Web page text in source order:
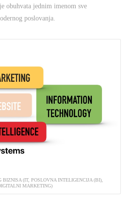
obuhvata jednim imenom sve
poslovanja.
BIZNISA (IT, POSLOVNA INTELIGENCIJA (BI),
MARKETING)